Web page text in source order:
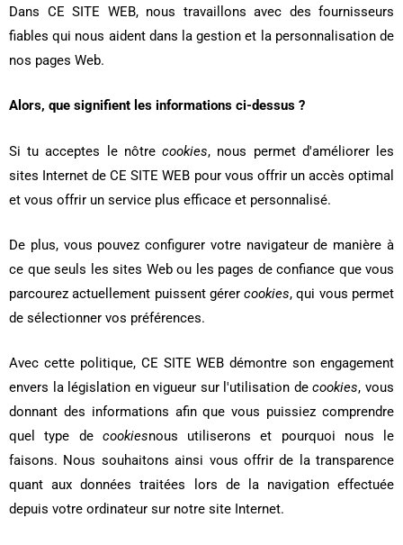
Dans CE SITE WEB, nous travaillons avec des fournisseurs
fiables qui nous aident dans la gestion et la personnalisation de
nos pages Web.
Alors, que signifient les informations ci-dessus ?
Si tu acceptes le nôtrecookies, nous permet d'améliorer les
sites Internet de CE SITE WEB pour vous offrir un accès optimal
et vous offrir un service plus efficace et personnalisé.
De plus, vous pouvez configurer votre navigateur de manière à
ce que seuls les sites Web ou les pages de confiance que vous
parcourez actuellement puissent gérercookies, qui vous permet
de sélectionner vos préférences.
Avec cette politique, CE SITE WEB démontre son engagement
envers la législation en vigueur sur l'utilisation decookies, vous
donnant des informations afin que vous puissiez comprendre
quel type de cookiesnous utiliserons et pourquoi nous le
faisons. Nous souhaitons ainsi vous offrir de la transparence
quant aux données traitées lors de la navigation effectuée
depuis votre ordinateur sur notre site Internet.